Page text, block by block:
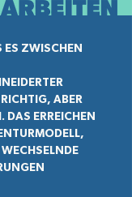
ES ZWISCHEN
ABER
DAS ERREICHEN